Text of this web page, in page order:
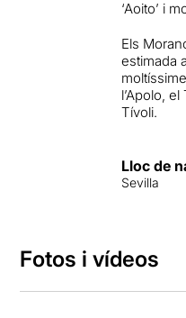
‘Aoito’ i
Els
estimada
l’Apolo,
Tívoli.
Lloc de
Sevilla
Fotos i vídeos